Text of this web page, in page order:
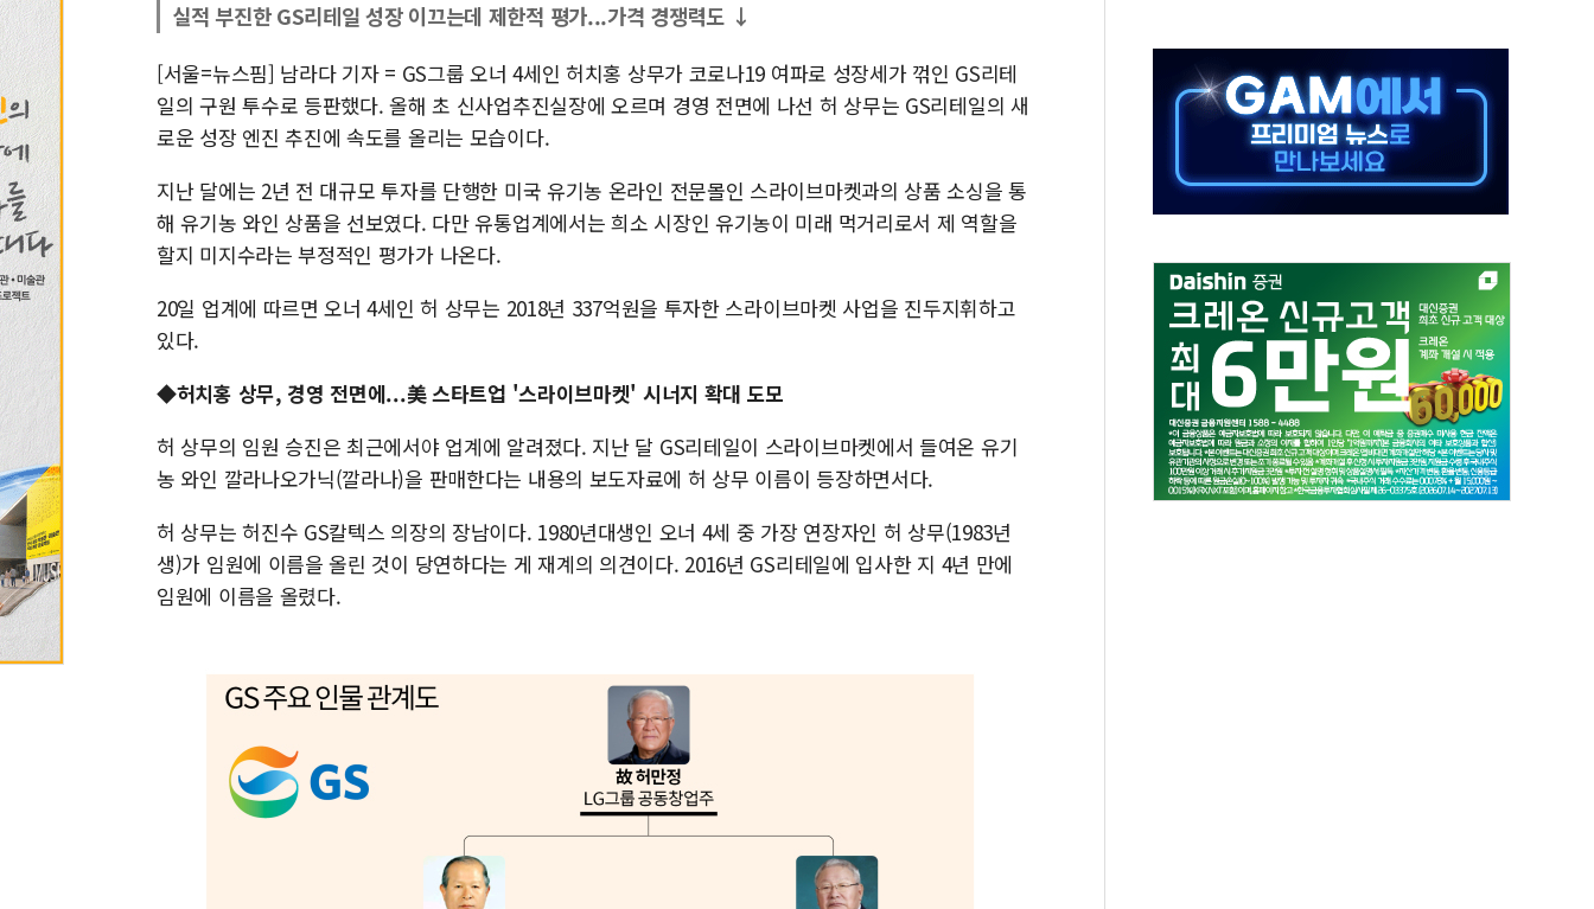
'화합' 꺼낸 김민석에 '뻔뻔' 받아친 정청래…제주 연설서 신경전 고조
실적 부진한 GS리테일 성장 이끄는데 제한적 평가...가격 경쟁력도 ↓
[서울=뉴스핌] 남라다 기자 = GS그룹 오너 4세인 허치홍 상무가 코로나19 여파로 성장세가 꺾인 GS리테
일의 구원 투수로 등판했다. 올해 초 신사업추진실장에 오르며 경영 전면에 나선 허 상무는 GS리테일의 새
로운 성장 엔진 추진에 속도를 올리는 모습이다.
지난 달에는 2년 전 대규모 투자를 단행한 미국 유기농 온라인 전문몰인 스라이브마켓과의 상품 소싱을 통
해 유기농 와인 상품을 선보였다. 다만 유통업계에서는 희소 시장인 유기농이 미래 먹거리로서 제 역할을
할지 미지수라는 부정적인 평가가 나온다.
20일 업계에 따르면 오너 4세인 허 상무는 2018년 337억원을 투자한 스라이브마켓 사업을 진두지휘하고
있다.
◆허치홍 상무, 경영 전면에...美 스타트업 '스라이브마켓' 시너지 확대 도모
허 상무의 임원 승진은 최근에서야 업계에 알려졌다. 지난 달 GS리테일이 스라이브마켓에서 들여온 유기
농 와인 깔라나오가닉(깔라나)을 판매한다는 내용의 보도자료에 허 상무 이름이 등장하면서다.
허 상무는 허진수 GS칼텍스 의장의 장남이다. 1980년대생인 오너 4세 중 가장 연장자인 허 상무(1983년
생)가 임원에 이름을 올린 것이 당연하다는 게 재계의 의견이다. 2016년 GS리테일에 입사한 지 4년 만에
임원에 이름을 올렸다.